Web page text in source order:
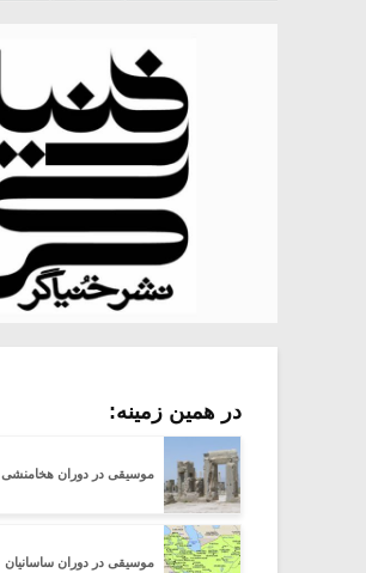
در همین زمینه:
موسیقی در دوران هخامنشی
موسیقی در دوران ساسانیان